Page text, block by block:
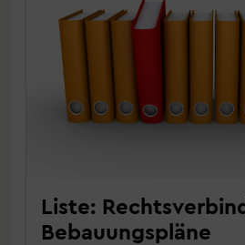
Liste:
Bebauungspläne